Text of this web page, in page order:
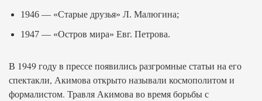
1946 — «Старые друзья» Л. Малюгина;
1947 — «Остров мира» Евг. Петрова.
В 1949 году в прессе появились разгромные статьи на его
спектакли, Акимова открыто называли космополитом и
формалистом. Травля Акимова во время борьбы с